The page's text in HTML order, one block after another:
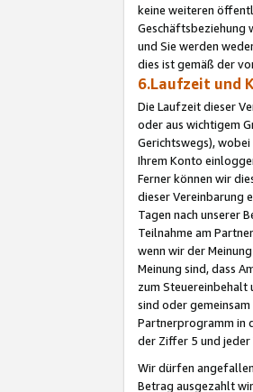
keine weiteren
Geschäftsbeziehung
und Sie werden
dies ist gemäß der
6.Laufzeit und
Die Laufzeit dieser
oder aus wichtigem
Gerichtswegs),
Ihrem Konto
Ferner können wir
dieser Vereinbarung
Tagen nach unserer
Teilnahme am
wenn wir der
Meinung sind, dass
zum Steuereinbehalt
sind oder
Partnerprogramm in
der Ziffer 5 und jeder
Wir dürfen
Betrag ausgezahlt